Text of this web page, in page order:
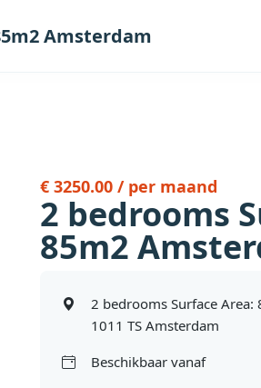
Amsterdam
€ 3250.00 / per maand
2 bedrooms
85m2
2 bedrooms Surface Area:
1011 TS Amsterdam
Beschikbaar vanaf